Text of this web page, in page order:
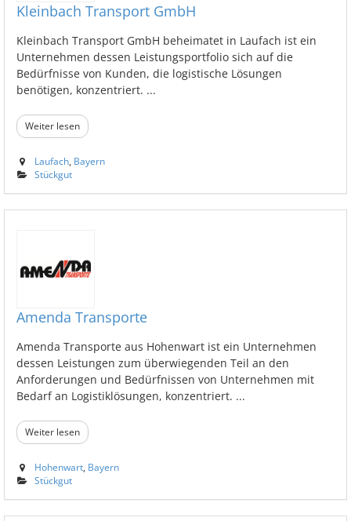
Kleinbach Transport GmbH
Kleinbach Transport GmbH beheimatet in Laufach ist ein
Unternehmen dessen Leistungsportfolio sich auf die
Bedürfnisse von Kunden, die logistische Lösungen
benötigen, konzentriert. ...
Weiter lesen
Laufach Bayern
Stückgut
Amenda Transporte
Amenda Transporte aus Hohenwart ist ein Unternehmen
dessen Leistungen zum überwiegenden Teil an den
Anforderungen und Bedürfnissen von Unternehmen mit
Bedarf an Logistiklösungen, konzentriert. ...
Weiter lesen
Hohenwart Bayern
Stückgut